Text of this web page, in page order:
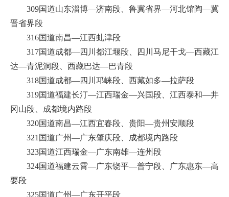
309国道山东淄博—济南段、鲁冀省界—河北馆陶—冀
晋省界段
316国道南昌—江西虬津段
317国道成都—四川都江堰段、四川马尼干戈—西藏江
达—青泥洞段、西藏巴达—巴青段
318国道成都—四川邛崃段、西藏如多—拉萨段
319国道福建长汀—江西瑞金—兴国段、江西泰和—井
冈山段、成都境内路段
320国道南昌—江西宜春段、贵阳—贵州安顺段
321国道广州—广东肇庆段、成都境内路段
323国道江西瑞金—广东南雄—连州段
324国道福建云霄—广东饶平—普宁段、广东惠东—高
要段
325国道广州—广东开平段